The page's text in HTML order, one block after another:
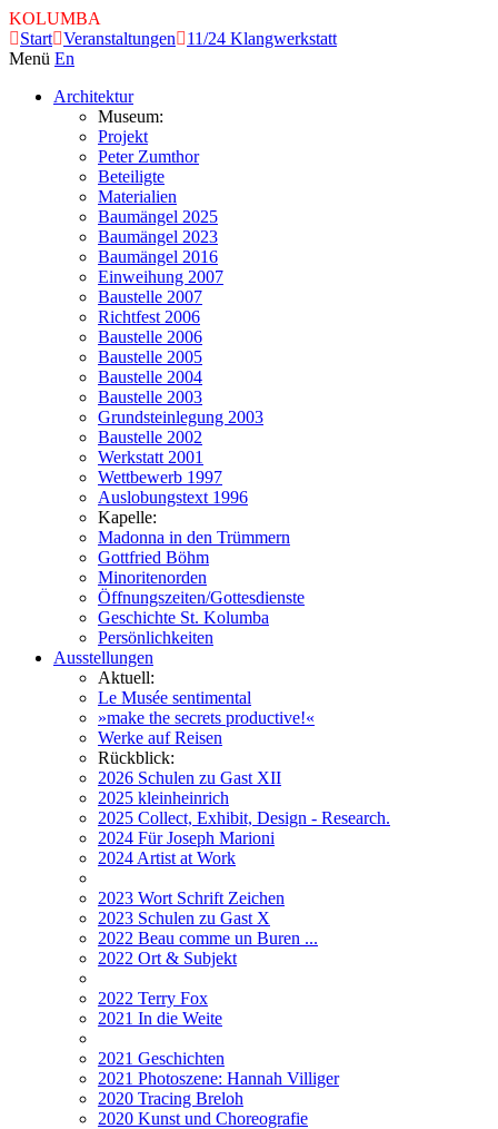
KOLUMBA
Start Veranstaltungen
11/24 Klangwerkstatt
Menü En
Architektur
Museum:
Projekt
Peter Zumthor
Beteiligte
Materialien
Baumängel 2025
Baumängel 2023
Baumängel 2016
Einweihung 2007
Baustelle 2007
Richtfest 2006
Baustelle 2006
Baustelle 2005
Baustelle 2004
Baustelle 2003
Grundsteinlegung 2003
Baustelle 2002
Werkstatt 2001
Wettbewerb 1997
Auslobungstext 1996
Kapelle:
Madonna in den Trümmern
Gottfried Böhm
Minoritenorden
Öffnungszeiten/Gottesdienste
Geschichte St. Kolumba
Persönlichkeiten
Ausstellungen
Aktuell:
Le Musée sentimental
»make the secrets productive!«
Werke auf Reisen
Rückblick:
2026 Schulen zu Gast XII
2025 kleinheinrich
2025 Collect, Exhibit, Design - Research.
2024 Für Joseph Marioni
2024 Artist at Work
2023 Wort Schrift Zeichen
2023 Schulen zu Gast X
2022 Beau comme un Buren ...
2022 Ort & Subjekt
2022 Terry Fox
2021 In die Weite
2021 Geschichten
2021 Photoszene: Hannah Villiger
2020 Tracing Breloh
2020 Kunst und Choreografie